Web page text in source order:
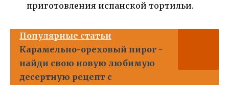
приготовления испанской тортильи.
Популярные статьи
Карамельно-ореховый пирог -
найди свою новую любимую
десертную рецепт с